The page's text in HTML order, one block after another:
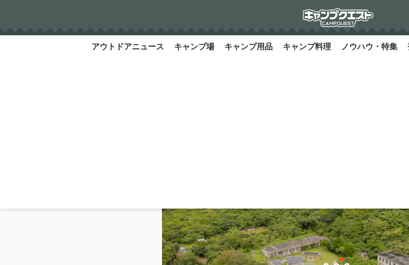
アウトドアニュース
キャンプ場 キャンプ用品 キャンプ料理 ノウハウ・特集